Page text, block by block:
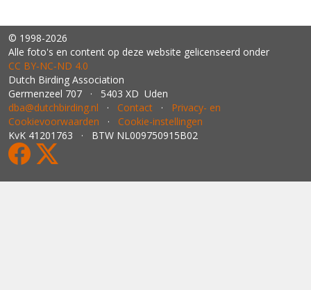
© 1998-2026
Alle foto's en content op deze website gelicenseerd onder
CC BY‑NC‑ND 4.0
Dutch Birding Association
Germenzeel 707 · 5403 XD Uden
dba@dutchbirding.nl · Contact · Privacy- en
Cookievoorwaarden · Cookie-instellingen
KvK 41201763 · BTW NL009750915B02